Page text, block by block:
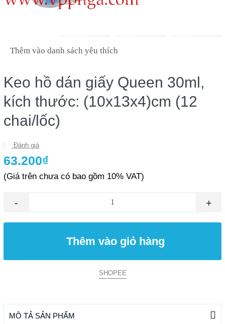
Thêm vào danh sách yêu thích
Keo hồ dán giấy Queen 30ml,
kích thước: (10x13x4)cm (12
chai/lốc)
Đánh giá
63.200₫
(Giá trên chưa có bao gồm 10% VAT)
- +
Thêm vào giỏ hàng
SHOPEE
MÔ TẢ SẢN PHẨM